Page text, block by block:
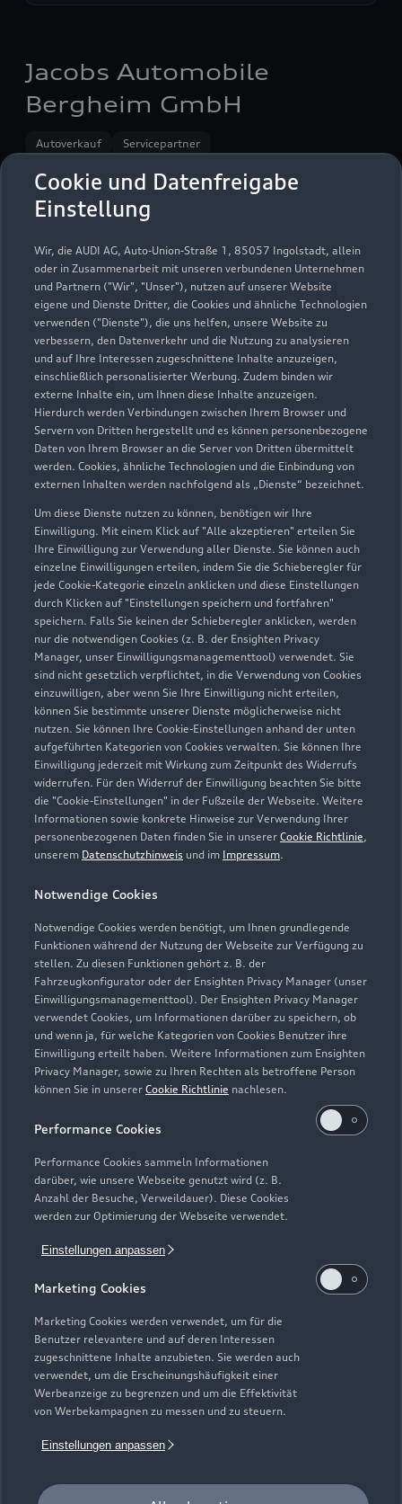
Cookie und Datenfreigabe
Einstellung
Wir, die AUDI AG, Auto-Union-Straße 1, 85057 Ingolstadt, allein
oder in Zusammenarbeit mit unseren verbundenen Unternehmen
und Partnern ("Wir", "Unser"), nutzen auf unserer Website
eigene und Dienste Dritter, die Cookies und ähnliche Technologien
verwenden ("Dienste"), die uns helfen, unsere Website zu
verbessern, den Datenverkehr und die Nutzung zu analysieren
und auf Ihre Interessen zugeschnittene Inhalte anzuzeigen,
einschließlich personalisierter Werbung. Zudem binden wir
externe Inhalte ein, um Ihnen diese Inhalte anzuzeigen.
Hierdurch werden Verbindungen zwischen Ihrem Browser und
Servern von Dritten hergestellt und es können personenbezogene
Daten von Ihrem Browser an die Server von Dritten übermittelt
werden. Cookies, ähnliche Technologien und die Einbindung von
externen Inhalten werden nachfolgend als „Dienste“ bezeichnet.
Um diese Dienste nutzen zu können, benötigen wir Ihre
Einwilligung. Mit einem Klick auf "Alle akzeptieren" erteilen Sie
Ihre Einwilligung zur Verwendung aller Dienste. Sie können auch
einzelne Einwilligungen erteilen, indem Sie die Schieberegler für
jede Cookie-Kategorie einzeln anklicken und diese Einstellungen
durch Klicken auf "Einstellungen speichern und fortfahren"
speichern. Falls Sie keinen der Schieberegler anklicken, werden
nur die notwendigen Cookies (z. B. der Ensighten Privacy
Manager, unser Einwilligungsmanagementtool) verwendet. Sie
sind nicht gesetzlich verpflichtet, in die Verwendung von Cookies
einzuwilligen, aber wenn Sie Ihre Einwilligung nicht erteilen,
können Sie bestimmte unserer Dienste möglicherweise nicht
nutzen. Sie können Ihre Cookie-Einstellungen anhand der unten
aufgeführten Kategorien von Cookies verwalten. Sie können Ihre
Einwilligung jederzeit mit Wirkung zum Zeitpunkt des Widerrufs
widerrufen. Für den Widerruf der Einwilligung beachten Sie bitte
die "Cookie-Einstellungen" in der Fußzeile der Webseite. Weitere
Informationen sowie konkrete Hinweise zur Verwendung Ihrer
personenbezogenen Daten finden Sie in unserer Cookie Richtlinie,
unserem Datenschutzhinweis und im Impressum.
Notwendige Cookies
Notwendige Cookies werden benötigt, um Ihnen grundlegende
Funktionen während der Nutzung der Webseite zur Verfügung zu
stellen. Zu diesen Funktionen gehört z. B. der
Fahrzeugkonfigurator oder der Ensighten Privacy Manager (unser
Einwilligungsmanagementtool). Der Ensighten Privacy Manager
verwendet Cookies, um Informationen darüber zu speichern, ob
und wenn ja, für welche Kategorien von Cookies Benutzer ihre
Einwilligung erteilt haben. Weitere Informationen zum Ensighten
Privacy Manager, sowie zu Ihren Rechten als betroffene Person
können Sie in unserer Cookie Richtlinie nachlesen.
Performance Cookies
Performance Cookies sammeln Informationen
darüber, wie unsere Webseite genutzt wird (z. B.
Anzahl der Besuche, Verweildauer). Diese Cookies
werden zur Optimierung der Webseite verwendet.
Einstellungen anpassen
Marketing Cookies
Marketing Cookies werden verwendet, um für die
Benutzer relevantere und auf deren Interessen
zugeschnittene Inhalte anzubieten. Sie werden auch
verwendet, um die Erscheinungshäufigkeit einer
Werbeanzeige zu begrenzen und um die Effektivität
von Werbekampagnen zu messen und zu steuern.
Einstellungen anpassen
Jacobs Automobile
Bergheim GmbH
Autoverkauf
Servicepartner
Lechenicher Straße 30 - 38
50126 Bergheim
02271 76170
info@jacobs-bergheim.de
Kontaktdaten herunterladen
Öffnungszeiten
Verkauf
Geschlossen, öffnet am Montag 08:00
Service
Geöffnet bis18:00
Teile- & Zubehörverkauf
Geschlossen,öffnet am Montag 08:00
Zurück nach oben
Modelle
Elektromodelle
Plug-in-Hybride
Neuwagensuche
Gebrauchtwagensuche
Geschäftskunden
Service & Zubehör
Saisonale Angebote
Audi Services
Garantie
Audi digital services
myAudi
Support
Audi Code
Häufige Fragen (FAQ)
Audi Online Beratung
Online-Terminvereinbarung
Servicekontakt
Über Audi
Unternehmen
Karriere
Investor Relations
Audi erleben
© 2026 AUDI AG. Alle Rechte vorbehalten
Impressum Rechtliches
Cookie-Richtlinie